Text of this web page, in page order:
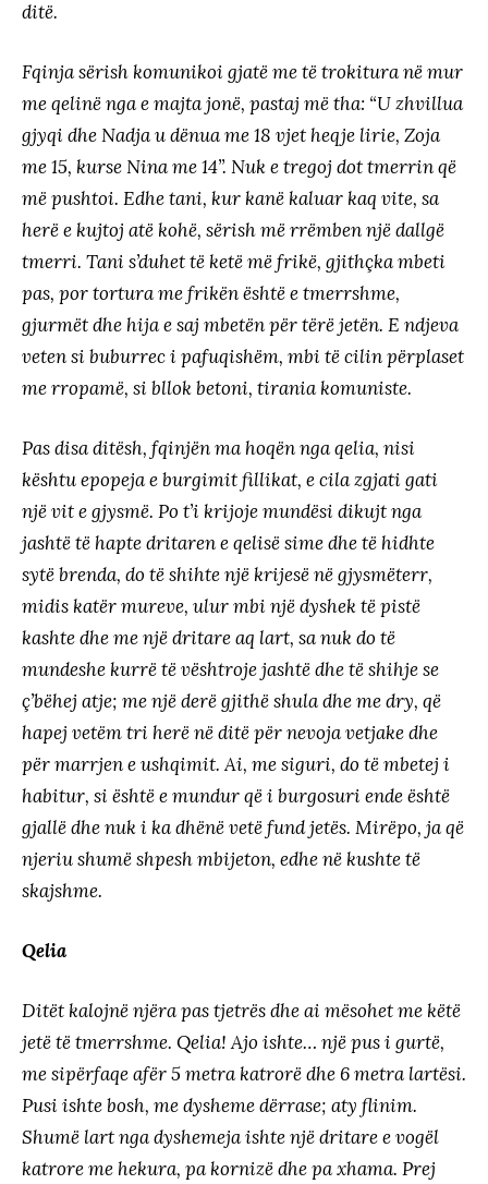
ditë.
Fqinja sërish komunikoi gjatë me të trokitura në mur
me qelinë nga e majta jonë, pastaj më tha: “U zhvillua
gjyqi dhe Nadja u dënua me 18 vjet heqje lirie, Zoja
me 15, kurse Nina me 14”. Nuk e tregoj dot tmerrin që
më pushtoi. Edhe tani, kur kanë kaluar kaq vite, sa
herë e kujtoj atë kohë, sërish më rrëmben një dallgë
tmerri. Tani s’duhet të ketë më frikë, gjithçka mbeti
pas, por tortura me frikën është e tmerrshme,
gjurmët dhe hija e saj mbetën për tërë jetën. E ndjeva
veten si buburrec i pafuqishëm, mbi të cilin përplaset
me rropamë, si bllok betoni, tirania komuniste.
Pas disa ditësh, fqinjën ma hoqën nga qelia, nisi
kështu epopeja e burgimit fillikat, e cila zgjati gati
një vit e gjysmë. Po t’i krijoje mundësi dikujt nga
jashtë të hapte dritaren e qelisë sime dhe të hidhte
sytë brenda, do të shihte një krijesë në gjysmëterr,
midis katër mureve, ulur mbi një dyshek të pistë
kashte dhe me një dritare aq lart, sa nuk do të
mundeshe kurrë të vështroje jashtë dhe të shihje se
ç’bëhej atje; me një derë gjithë shula dhe me dry, që
hapej vetëm tri herë në ditë për nevoja vetjake dhe
për marrjen e ushqimit. Ai, me siguri, do të mbetej i
habitur, si është e mundur që i burgosuri ende është
gjallë dhe nuk i ka dhënë vetë fund jetës. Mirëpo, ja që
njeriu shumë shpesh mbijeton, edhe në kushte të
skajshme.
Qelia
Ditët kalojnë njëra pas tjetrës dhe ai mësohet me këtë
jetë të tmerrshme. Qelia! Ajo ishte… një pus i gurtë,
me sipërfaqe afër 5 metra katrorë dhe 6 metra lartësi.
Pusi ishte bosh, me dysheme dërrase; aty flinim.
Shumë lart nga dyshemeja ishte një dritare e vogël
katrore me hekura, pa kornizë dhe pa xhama. Prej